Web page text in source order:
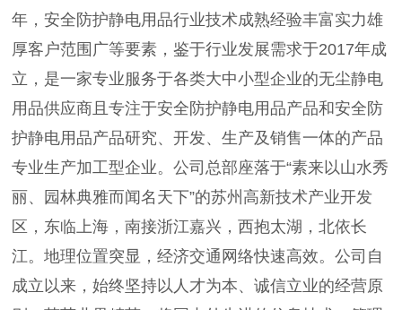
年，安全防护静电用品行业技术成熟经验丰富实力雄
厚客户范围广等要素，鉴于行业发展需求于2017年成
立，是一家专业服务于各类大中小型企业的无尘静电
用品供应商且专注于安全防护静电用品产品和安全防
护静电用品产品研究、开发、生产及销售一体的产品
专业生产加工型企业。公司总部座落于“素来以山水秀
丽、园林典雅而闻名天下”的苏州高新技术产业开发
区，东临上海，南接浙江嘉兴，西抱太湖，北依长
江。地理位置突显，经济交通网络快速高效。公司自
成立以来，始终坚持以人才为本、诚信立业的经营原